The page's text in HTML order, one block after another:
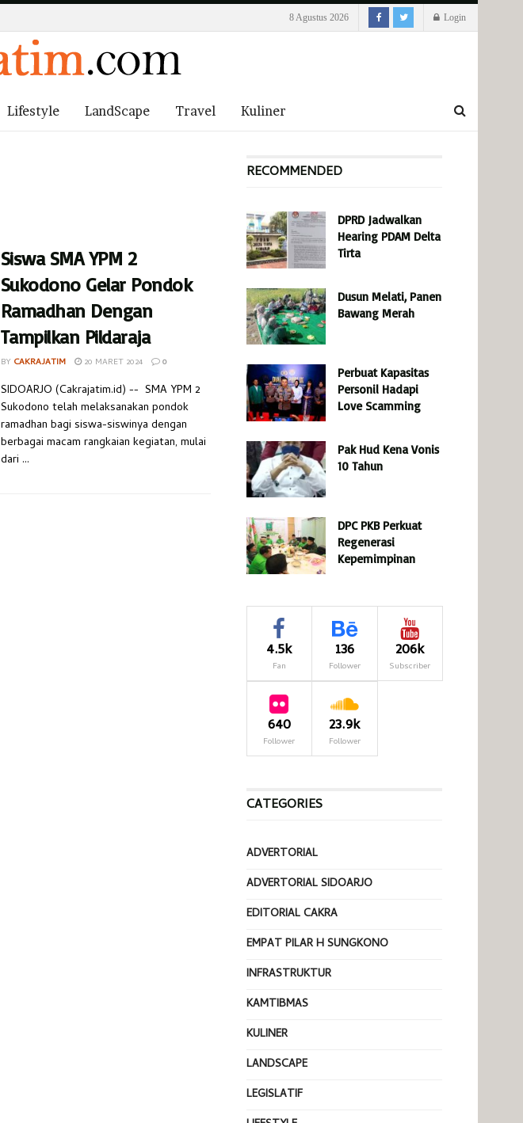
8 Agustus 2026 Login
Lifestyle LandScape Travel Kuliner
Siswa SMA YPM 2
Sukodono Gelar Pondok
Ramadhan Dengan
Tampilkan Pildaraja
BY CAKRAJATIM 20 MARET 2024 0
SIDOARJO (Cakrajatim.id) -- SMA YPM 2
Sukodono telah melaksanakan pondok
ramadhan bagi siswa-siswinya dengan
berbagai macam rangkaian kegiatan, mulai
dari ...
RECOMMENDED
DPRD Jadwalkan
Hearing PDAM Delta
Tirta
Dusun Melati, Panen
Bawang Merah
Perbuat Kapasitas
Personil Hadapi
Love Scamming
Pak Hud Kena Vonis
10 Tahun
DPC PKB Perkuat
Regenerasi
Kepemimpinan
4.5k
Fan
136
Follower
206k
Subscriber
640
Follower
23.9k
Follower
CATEGORIES
ADVERTORIAL
ADVERTORIAL SIDOARJO
EDITORIAL CAKRA
EMPAT PILAR H SUNGKONO
INFRASTRUKTUR
KAMTIBMAS
KULINER
LANDSCAPE
LEGISLATIF